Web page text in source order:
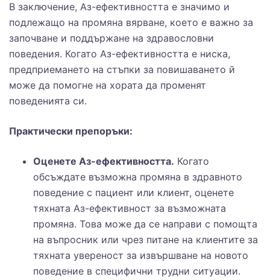
В заключение, Аз-ефективността е значимо и
подлежащо на промяна вярване, което е важно за
започване и поддържане на здравословни
поведения. Когато Аз-ефективността е ниска,
предприемането на стъпки за повишаването й
може да помогне на хората да променят
поведенията си.
Практически препоръки:
Оценете Аз-ефективността. Когато
обсъждате възможна промяна в здравното
поведение с пациент или клиент, оценете
тяхната Аз-ефективност за възможната
промяна. Това може да се направи с помощта
на въпросник или чрез питане на клиентите за
тяхната увереност за извършване на новото
поведение в специфични трудни ситуации.